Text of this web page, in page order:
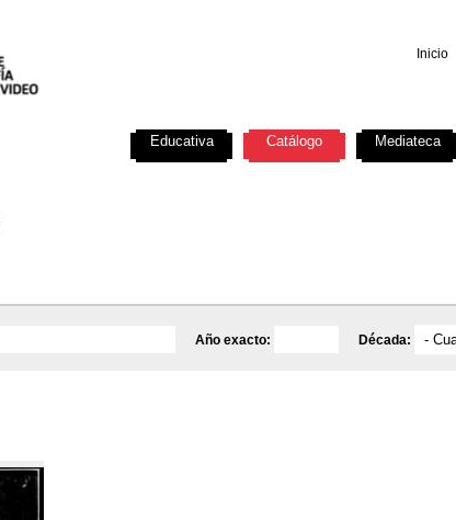
Inicio
Año exacto: Década:
Educativa Catálogo Mediateca